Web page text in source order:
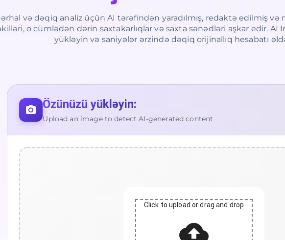
və dəqiq analiz üçün AI tərəfindən yaradılmış, redaktə edilmiş və
o cümlədən dərin saxtakarlıqlar və saxta sənədləri aşkar edir. AI
yükləyin və saniyələr ərzində dəqiq orijinallıq hesabatı
Özünüzü yükləyin:
Upload an image to detect AI-generated content
Click to upload or drag and drop